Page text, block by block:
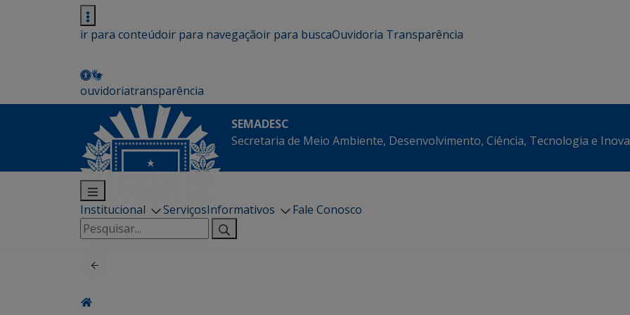
ir para conteúdoir para navegaçãoir para buscaOuvidoria Transparência
ouvidoriatransparência
SEMADESC
Secretaria de Meio Ambiente, Desenvolvimento, Ciência, Tecnologia e
Institucional ServiçosInformativos
Fale Conosco
Pesquisar
por: